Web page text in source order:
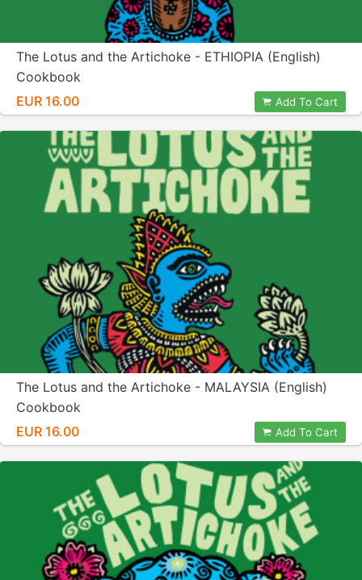
The Lotus and the Artichoke - ETHIOPIA (English)
Cookbook
EUR 16.00
Add To Cart
The Lotus and the Artichoke - MALAYSIA (English)
Cookbook
EUR 16.00
Add To Cart